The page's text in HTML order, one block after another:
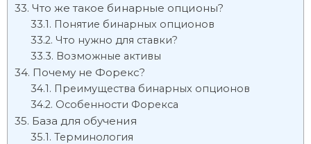
Что же такое бинарные опционы?
Понятие бинарных опционов
Что нужно для ставки?
Возможные активы
Почему не Форекс?
Преимущества бинарных опционов
Особенности Форекса
База для обучения
Терминология